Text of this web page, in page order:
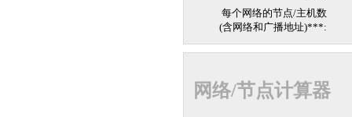
每个网络的节点/主机数
(含网络和广播地址)***:
网络/节点计算器